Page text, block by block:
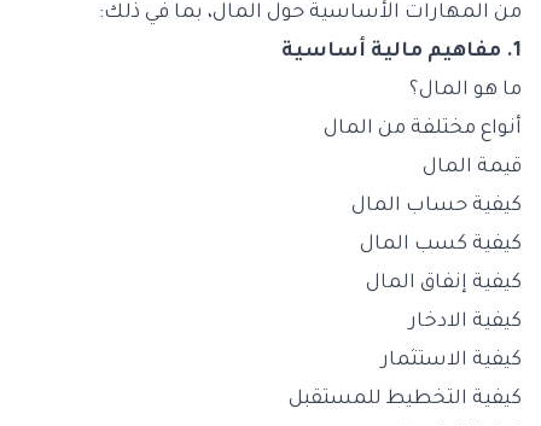
من المهارات الأساسية حول المال، بما في ذلك:
1. مفاهيم مالية أساسية
ما هو المال؟
أنواع مختلفة من المال
قيمة المال
كيفية حساب المال
كيفية كسب المال
كيفية إنفاق المال
كيفية الادخار
كيفية الاستثمار
كيفية التخطيط للمستقبل